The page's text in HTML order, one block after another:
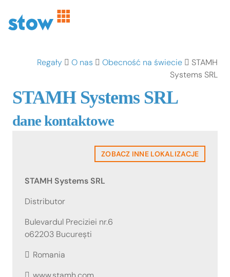
Regały O nas Obecność na świecie
STAMH
Systems SRL
STAMH Systems SRL
dane kontaktowe
ZOBACZ INNE LOKALIZACJE
STAMH Systems SRL
Distributor
Bulevardul Preciziei nr.6
o62203 București
Romania